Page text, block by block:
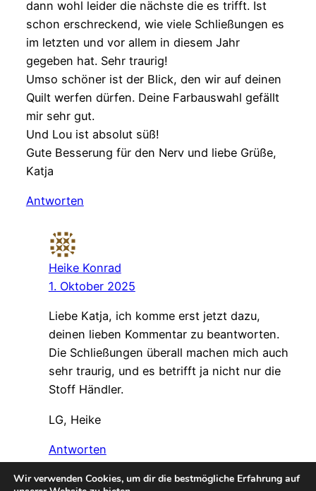
dann wohl leider die nächste die es trifft. Ist
schon erschreckend, wie viele Schließungen es
im letzten und vor allem in diesem Jahr
gegeben hat. Sehr traurig!
Umso schöner ist der Blick, den wir auf deinen
Quilt werfen dürfen. Deine Farbauswahl gefällt
mir sehr gut.
Und Lou ist absolut süß!
Gute Besserung für den Nerv und liebe Grüße,
Katja
Antworten
Heike Konrad
1. Oktober 2025
Liebe Katja, ich komme erst jetzt dazu,
deinen lieben Kommentar zu beantworten.
Die Schließungen überall machen mich auch
sehr traurig, und es betrifft ja nicht nur die
Stoff Händler.
LG, Heike
Antworten
Wir verwenden Cookies, um dir die bestmögliche Erfahrung auf